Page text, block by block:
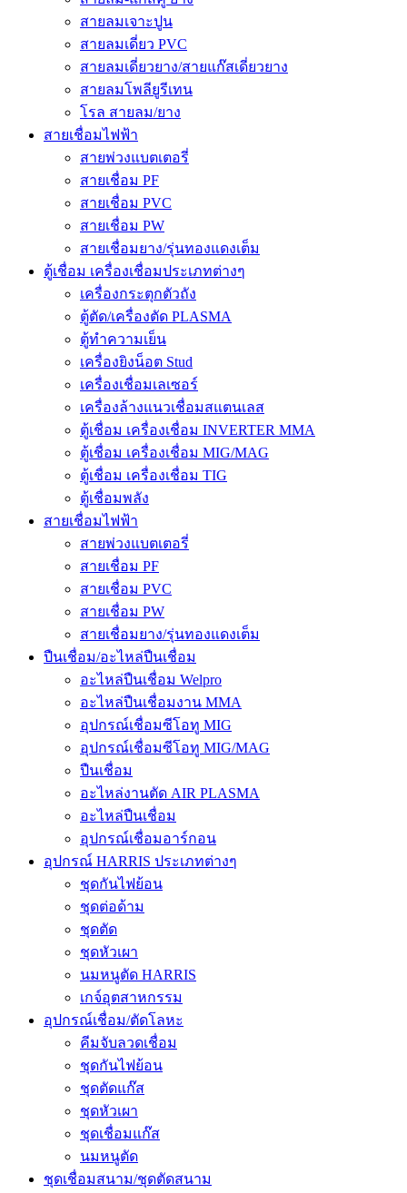
สายลมเจาะปูน
สายลมเดี่ยว PVC
สายลมเดี่ยวยาง/สายแก๊สเดี่ยวยาง
สายลมโพลียูรีเทน
โรล สายลม/ยาง
สายเชื่อมไฟฟ้า
สายพ่วงแบตเตอรี่
สายเชื่อม PF
สายเชื่อม PVC
สายเชื่อม PW
สายเชื่อมยาง/รุ่นทองแดงเต็ม
ตู้เชื่อม เครื่องเชื่อมประเภทต่างๆ
เครื่องกระตุกตัวถัง
ตู้ตัด/เครื่องตัด PLASMA
ตู้ทำความเย็น
เครื่องยิงน็อต Stud
เครื่องเชื่อมเลเซอร์
เครื่องล้างแนวเชื่อมสแตนเลส
ตู้เชื่อม เครื่องเชื่อม INVERTER MMA
ตู้เชื่อม เครื่องเชื่อม MIG/MAG
ตู้เชื่อม เครื่องเชื่อม TIG
ตู้เชื่อมพลัง
สายเชื่อมไฟฟ้า
สายพ่วงแบตเตอรี่
สายเชื่อม PF
สายเชื่อม PVC
สายเชื่อม PW
สายเชื่อมยาง/รุ่นทองแดงเต็ม
ปืนเชื่อม/อะไหล่ปืนเชื่อม
อะไหล่ปืนเชื่อม Welpro
อะไหล่ปืนเชื่อมงาน MMA
อุปกรณ์เชื่อมซีโอทู MIG
อุปกรณ์เชื่อมซีโอทู MIG/MAG
ปืนเชื่อม
อะไหล่งานตัด AIR PLASMA
อะไหล่ปืนเชื่อม
อุปกรณ์เชื่อมอาร์กอน
อุปกรณ์ HARRIS ประเภทต่างๆ
ชุดกันไฟย้อน
ชุดต่อด้าม
ชุดตัด
ชุดหัวเผา
นมหนูตัด HARRIS
เกจ์อุตสาหกรรม
อุปกรณ์เชื่อม/ตัดโลหะ
คีมจับลวดเชื่อม
ชุดกันไฟย้อน
ชุดตัดแก๊ส
ชุดหัวเผา
ชุดเชื่อมแก๊ส
นมหนูตัด
ชุดเชื่อมสนาม/ชุดตัดสนาม